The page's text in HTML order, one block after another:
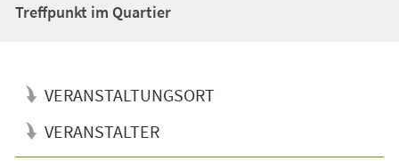
Treffpunkt im Quartier
VERANSTALTUNGSORT
VERANSTALTER